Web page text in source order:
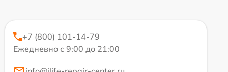
+7 (800) 101-14-79
Ежедневно с 9:00 до 21:00